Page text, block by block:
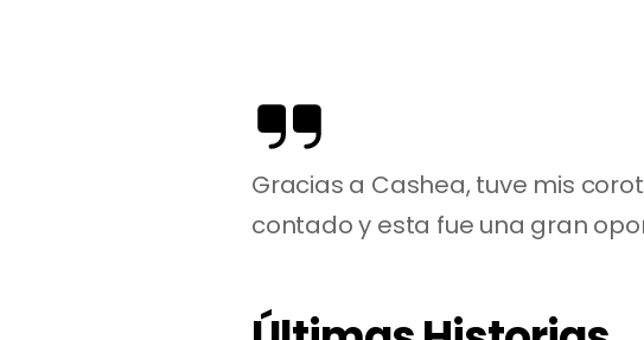
Gracias a Cashea, tuve mis
contado y esta fue una gran